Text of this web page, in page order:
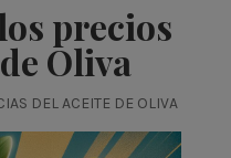
precios
Oliva
DEL ACEITE DE OLIVA